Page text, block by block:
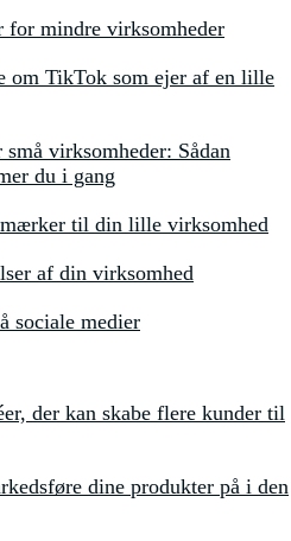
for mindre virksomheder
om TikTok som ejer af en lille
virksomheder: Sådan
du i gang
til din lille virksomhed
af din virksomhed
sociale medier
der kan skabe flere kunder til
dine produkter på i den